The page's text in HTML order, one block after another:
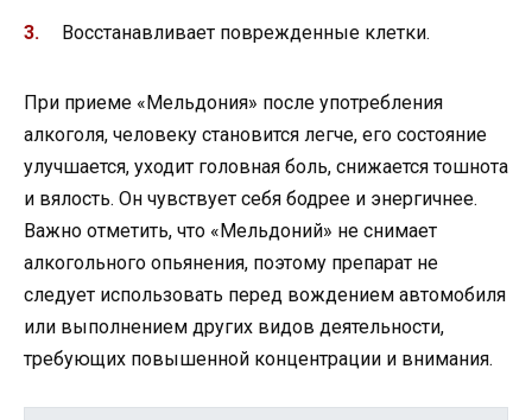
Восстанавливает поврежденные клетки.
При приеме «Мельдония» после употребления
алкоголя, человеку становится легче, его состояние
улучшается, уходит головная боль, снижается тошнота
и вялость. Он чувствует себя бодрее и энергичнее.
Важно отметить, что «Мельдоний» не снимает
алкогольного опьянения, поэтому препарат не
следует использовать перед вождением автомобиля
или выполнением других видов деятельности,
требующих повышенной концентрации и внимания.